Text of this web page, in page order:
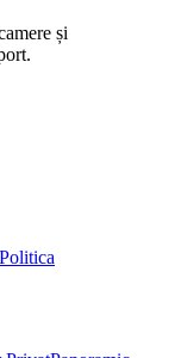
și
Politica